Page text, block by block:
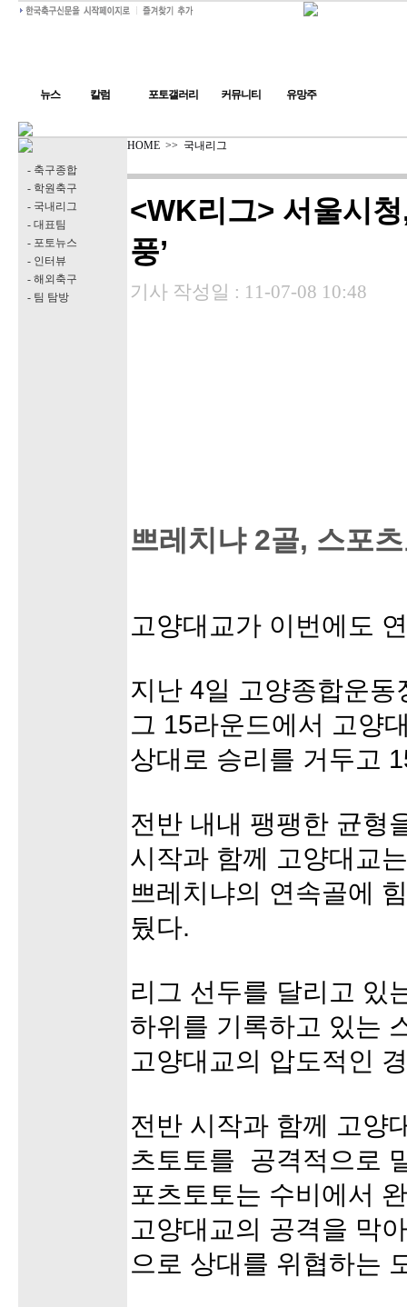
뉴스 칼럼 포토갤러리 커뮤니티 유망주
- 축구종합
- 학원축구
- 국내리그
- 대표팀
- 포토뉴스
- 인터뷰
- 해외축구
- 팀 탐방
HOME >> 국내리그
<WK리그> 서울시
풍’
기사 작성일 : 11-07-08 10:48
쁘레치냐 2골, 스포
고양대교가 이번에도
지난 4일 고양종합운
그 15라운드에서 고양
상대로 승리를 거두고
전반 내내 팽팽한 균형
시작과 함께 고양대교
쁘레치냐의 연속골에
뒀다.
리그 선두를 달리고 있
하위를 기록하고 있는
고양대교의 압도적인
전반 시작과 함께 고양
츠토토를 공격적으로
포츠토토는 수비에서
고양대교의 공격을 막
으로 상대를 위협하는